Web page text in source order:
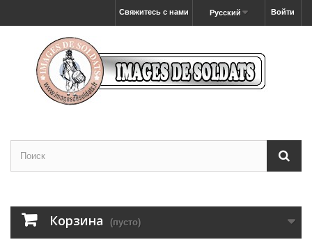
Войти
Русский
Свяжитесь с нами
Корзина (пусто)